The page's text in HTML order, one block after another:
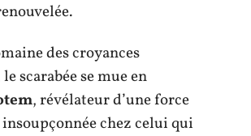
des croyances
scarabée se mue en
, révélateur d’une force
chez celui qui